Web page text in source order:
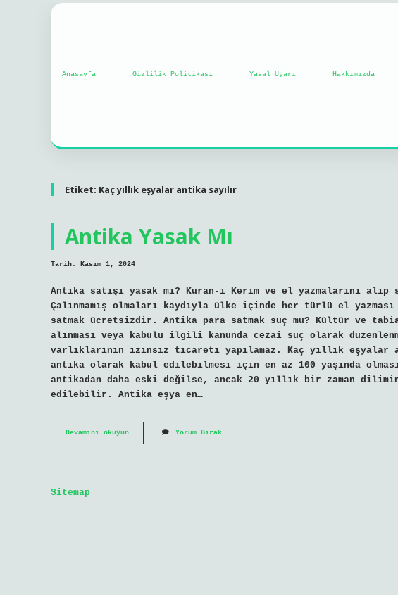
Anasayfa Gizlilik Politikası Yasal Uyarı Hakkımızda
Etiket: Kaç yıllık eşyalar antika sayılır
Antika Yasak Mı
Tarih: Kasım 1, 2024
Antika satışı yasak mı? Kuran-ı Kerim ve el yazmalarını alıp
Çalınmamış olmaları kaydıyla ülke içinde her türlü el
satmak ücretsizdir. Antika para satmak suç mu? Kültür ve
alınması veya kabulü ilgili kanunda cezai suç olarak
varlıklarının izinsiz ticareti yapılamaz. Kaç yıllık eşyalar
antika olarak kabul edilebilmesi için en az 100 yaşında
antikadan daha eski değilse, ancak 20 yıllık bir zaman
edilebilir. Antika eşya en…
Devamını okuyunAntika
Yasak
Yorum Bırak
Sitemap